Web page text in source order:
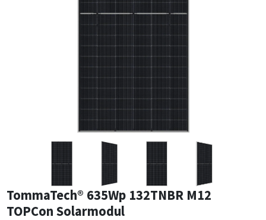
TommaTech® 635Wp 132TNBR M12
TOPCon Solarmodul